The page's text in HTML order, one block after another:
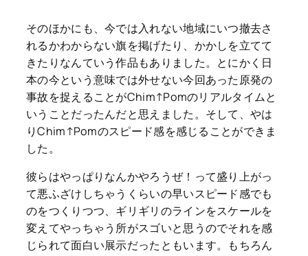
そのほかにも、今では入れない地域にいつ撤去さ
れるかわからない旗を掲げたり、かかしを立てて
きたりなんていう作品もありました。とにかく日
本の今という意味では外せない今回あった原発の
事故を捉えることがChim↑Pomのリアルタイムと
いうことだったんだと思えました。そして、やは
りChim↑Pomのスピード感を感じることができま
した。
彼らはやっぱりなんかやろうぜ！って盛り上がっ
て悪ふざけしちゃうくらいの早いスピード感でも
のをつくりつつ、ギリギリのラインをスケールを
変えてやっちゃう所がスゴいと思うのでそれを感
じられて面白い展示だったともいます。もちろん